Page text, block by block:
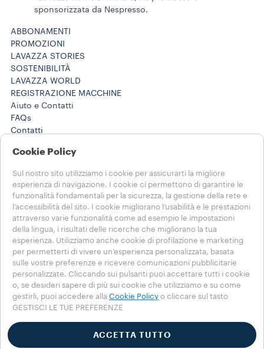
sponsorizzata da Nespresso.
ABBONAMENTI
PROMOZIONI
LAVAZZA STORIES
SOSTENIBILITÀ
LAVAZZA WORLD
REGISTRAZIONE MACCHINE
Aiuto e Contatti
FAQs
Contatti
800 124 535
Note Legali e Privacy
Termini di utilizzo
Condizioni di vendita e-commerce
Termini e condizioni Lavazza da te
Disdici l'ordine o l'abbonamento qui
SCEGLI IL TUO PAESE
ITALIA
ALTRE NAZIONI
Privacy Policy
Cookie Policy
Sul nostro sito utilizziamo i cookie per assicurarti la migliore
esperienza di navigazione. I cookie ci permettono di garantire le
funzionalità fondamentali per la sicurezza, la gestione della rete e
l’accessibilità del sito. I cookie migliorano l’usabilità e le prestazioni
attraverso varie funzionalità come ad esempio le impostazioni
della lingua, i risultati delle ricerche che migliorano la tua
esperienza. Utilizziamo anche cookie di profilazione e marketing
per permetterti di vivere un’esperienza personalizzata, basata
sulle vostre preferenze e ricevere comunicazioni pubblicitarie
personalizzate. Cliccando sui pulsanti puoi accettare tutti i cookie
o, se desideri sapere di più sui cookie che utilizziamo e su come
gestirli, puoi accedere alla Cookie Policy o cliccare sul tasto
GESTISCI LE TUE PREFERENZE
ACCETTA TUTTO